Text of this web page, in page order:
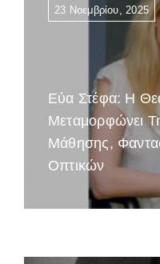
23 Νοεμβρίου, 2025
Εύα Στέφα: Η
Μεταμορφώνει
Μάθησης,
Οπτικών